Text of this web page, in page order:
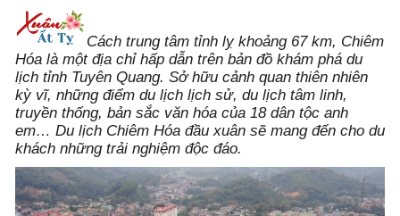
Cách trung tâm tỉnh lỵ khoảng 67 km, Chiêm
Hóa là một địa chỉ hấp dẫn trên bản đồ khám phá du
lịch tỉnh Tuyên Quang. Sở hữu cảnh quan thiên nhiên
kỳ vĩ, những điểm du lịch lịch sử, du lịch tâm linh,
truyền thống, bản sắc văn hóa của 18 dân tộc anh
em… Du lịch Chiêm Hóa đầu xuân sẽ mang đến cho du
khách những trải nghiệm độc đáo.